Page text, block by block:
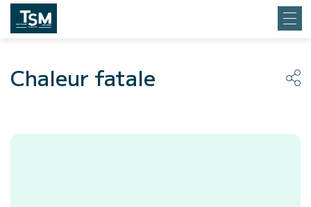
Chaleur fatale